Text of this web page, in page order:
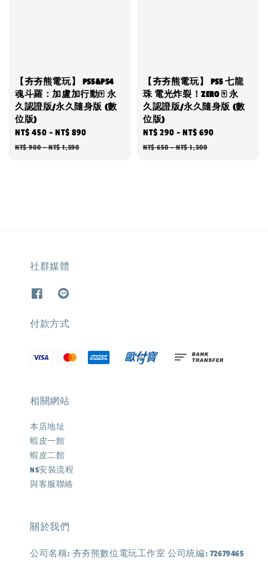
【夯夯熊電玩】 PS5&PS4
魂斗羅：加盧加行動🀄 永
久認證版/永久隨身版 (數
位版)
Sale
price
NT$ 450 -NT$ 890
NT$ 900-NT$ 1,590
【夯夯熊電玩】 PS5 七龍
珠 電光炸裂！ZERO 🀄 永
久認證版/永久隨身版 (數
位版)
Sale
price
NT$ 290 -NT$ 690
NT$ 650-NT$ 1,300
社群媒體
付款方式
相關網站
本店地址
蝦皮一館
蝦皮二館
NS安裝流程
與客服聯絡
關於我們
公司名稱: 夯夯熊數位電玩工作室 公司統編: 72679465